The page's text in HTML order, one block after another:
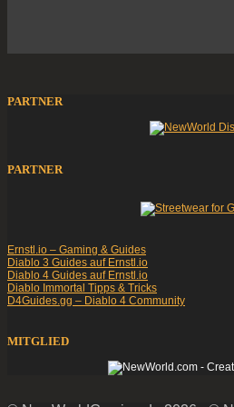
PARTNER
PARTNER
Ernstl.io – Gaming & Guides
Diablo 3 Guides auf Ernstl.io
Diablo 4 Guides auf Ernstl.io
Diablo Immortal Tipps & Tricks
D4Guides.gg – Diablo 4 Community
MITGLIED